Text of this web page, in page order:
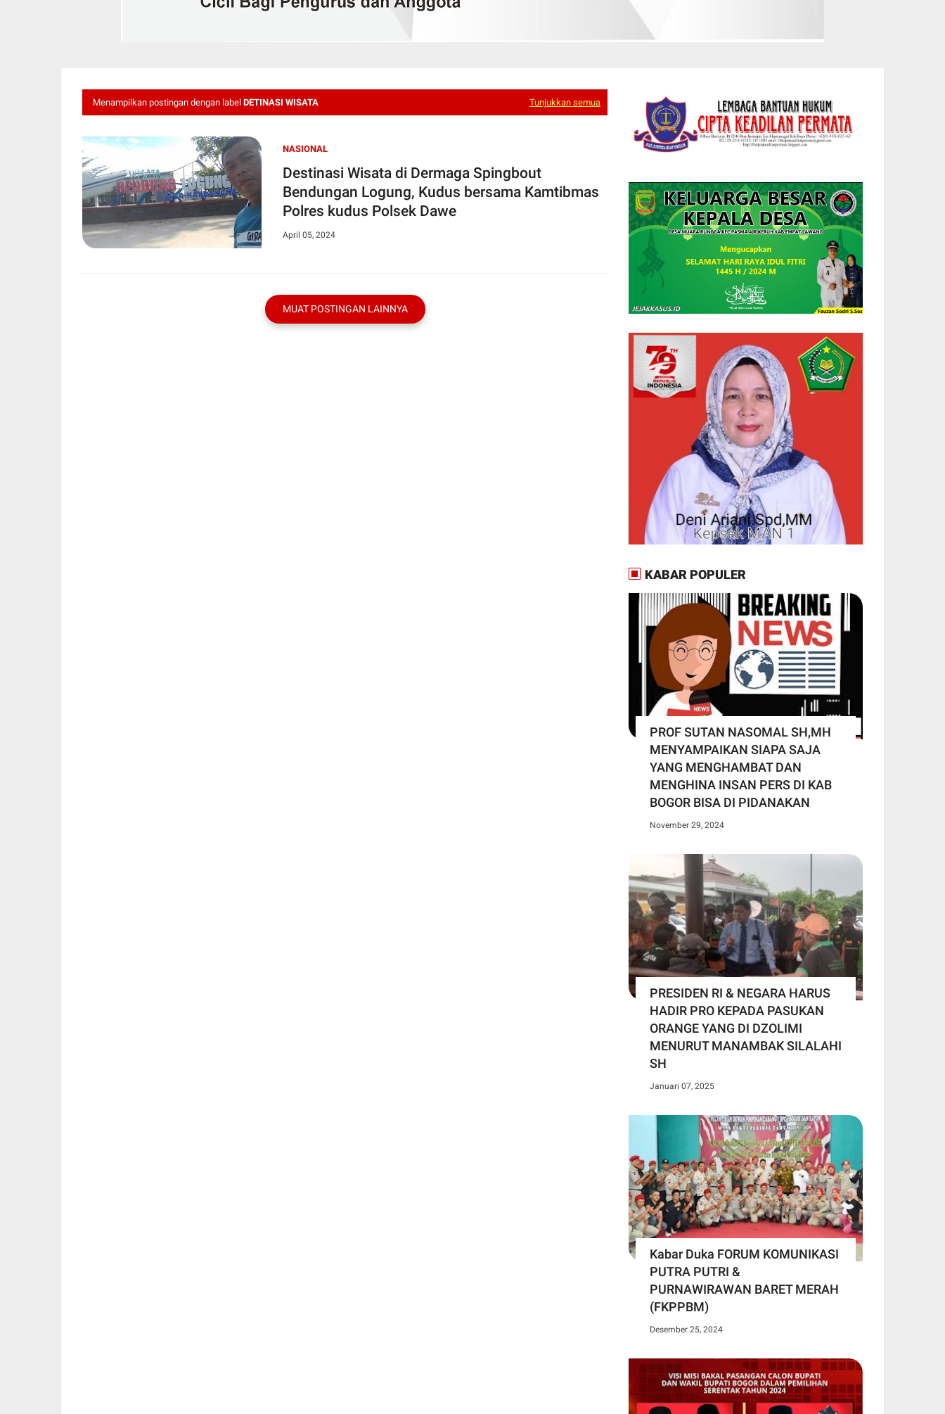
Menampilkan postingan dengan label DETINASI WISATA Tunjukkan semua
NASIONAL
Destinasi Wisata di Dermaga Spingbout
Bendungan Logung, Kudus bersama Kamtibmas
Polres kudus Polsek Dawe
April 05, 2024
MUAT POSTINGAN LAINNYA
KABAR POPULER
PROF SUTAN NASOMAL SH,MH
MENYAMPAIKAN SIAPA SAJA
YANG MENGHAMBAT DAN
MENGHINA INSAN PERS DI KAB
BOGOR BISA DI PIDANAKAN
November 29, 2024
PRESIDEN RI & NEGARA HARUS
HADIR PRO KEPADA PASUKAN
ORANGE YANG DI DZOLIMI
MENURUT MANAMBAK SILALAHI
SH
Januari 07, 2025
Kabar Duka FORUM KOMUNIKASI
PUTRA PUTRI &
PURNAWIRAWAN BARET MERAH
(FKPPBM)
Desember 25, 2024